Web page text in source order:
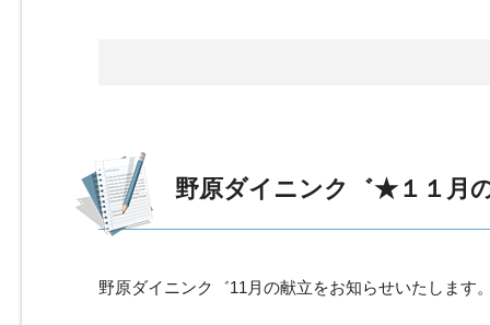
野原ダイニンク゛★１１月
野原ダイニンク゛11月の献立をお知らせいたします